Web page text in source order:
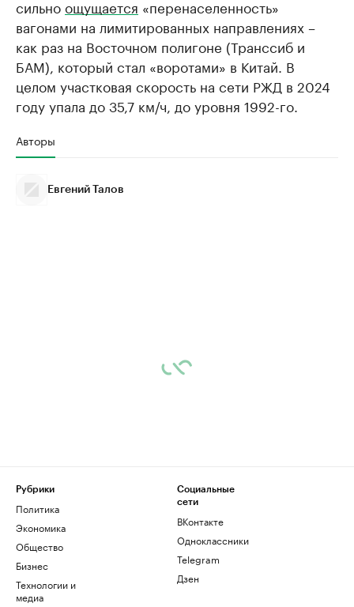
сильноощущается «перенаселенность»
вагонами на лимитированных направлениях –
как раз на Восточном полигоне (Транссиб и
БАМ), который стал «воротами» в Китай. В
целом участковая скорость на сети РЖД в 2024
году упала до 35,7 км/ч, до уровня 1992-го.
Авторы
Евгений Талов
Рубрики
Политика
Экономика
Общество
Бизнес
Технологии и
медиа
Социальные
сети
ВКонтакте
Одноклассники
Telegram
Дзен